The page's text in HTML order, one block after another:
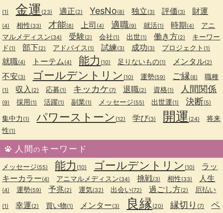
(1) 金運 (23) 適正(2) YesNo(8) 独立(3) 評価(3) 財運
(4) 相性(33) 才能(8) 上司 (4) 適職(9) 就活(1) 時期(4)
アニ
マルメディスン(34) 受験(2) 会社(1) 出世(1) 働き方(2)
キーワー
ド (1) 部下(2) アドバイス (1) 試練(3) 成功(3) プロジェクト (1)
就職(4) トーテム (4) 能力 (10) 足りないもの(1) メンタル(2)
不安(3) ゴールデントリン (10) 運勢(59) ご縁(8) 職種
(1) 収入 (2) 応募(1) キッカケ(7) 退職(2) 資格(1) 人間関係
(9) 採用(1) 活躍(1) 副業(1) メッセージ(55) 出世運(1) 決断(5)
集中力 (1) パワーストーン (12) 学び(3) 開運 (24)
将来
性(1)
人間のキーワード
メッセージ(55) 能力 (10) ゴールデントリン (10)
ラッ
キーカラー(4) アニマルメディスン(34) 挑戦(3) 相性(33) 人生
(4) 運勢(59) 予兆(2) 運気(32) 出会い(72) 過ごし方(2) 厄払い
(1) 幸運(2) 買い物(1) メンター(3) 良縁(20) 縁切り (7)
ペ